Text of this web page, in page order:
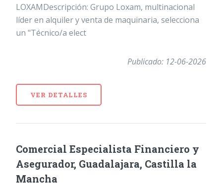
LOXAMDescripción: Grupo Loxam, multinacional
líder en alquiler y venta de maquinaria, selecciona
un "Técnico/a elect
Publicado: 12-06-2026
VER DETALLES
Comercial Especialista Financiero y
Asegurador, Guadalajara, Castilla la
Mancha